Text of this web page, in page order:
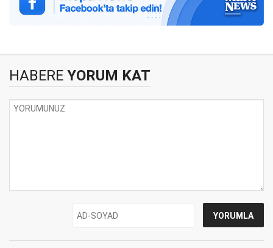
HABERE YORUM KAT